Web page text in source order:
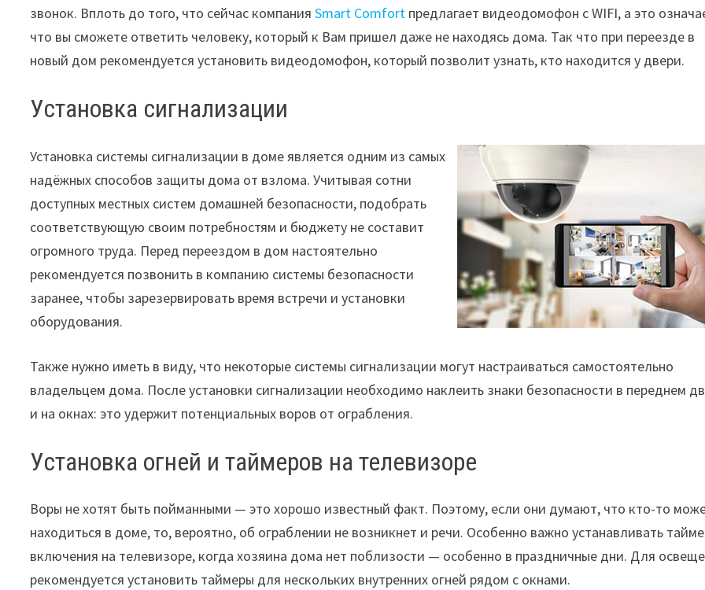
звонок. Вплоть до того, что сейчас компанияSmart Comfort предлагает видеодомофон с WIFI, а это
что вы сможете ответить человеку, который к Вам пришел даже не находясь дома. Так что при переезде в
новый дом рекомендуется установить видеодомофон, который позволит узнать, кто находится у двери.
Установка сигнализации
Установка системы сигнализации в доме является одним из самых
надёжных способов защиты дома от взлома. Учитывая сотни
доступных местных систем домашней безопасности, подобрать
соответствующую своим потребностям и бюджету не составит
огромного труда. Перед переездом в дом настоятельно
рекомендуется позвонить в компанию системы безопасности
заранее, чтобы зарезервировать время встречи и установки
оборудования.
Также нужно иметь в виду, что некоторые системы сигнализации могут настраиваться самостоятельно
владельцем дома. После установки сигнализации необходимо наклеить знаки безопасности в переднем
и на окнах: это удержит потенциальных воров от ограбления.
Установка огней и таймеров на телевизоре
Воры не хотят быть пойманными — это хорошо известный факт. Поэтому, если они думают, что кто-то
находиться в доме, то, вероятно, об ограблении не возникнет и речи. Особенно важно устанавливать
включения на телевизоре, когда хозяина дома нет поблизости — особенно в праздничные дни. Для
рекомендуется установить таймеры для нескольких внутренних огней рядом с окнами.